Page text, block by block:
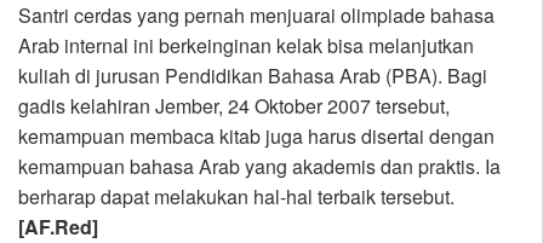
Santri cerdas yang pernah menjuarai olimpiade bahasa
Arab internal ini berkeinginan kelak bisa melanjutkan
kuliah di jurusan Pendidikan Bahasa Arab (PBA). Bagi
gadis kelahiran Jember, 24 Oktober 2007 tersebut,
kemampuan membaca kitab juga harus disertai dengan
kemampuan bahasa Arab yang akademis dan praktis. Ia
berharap dapat melakukan hal-hal terbaik tersebut.
[AF.Red]